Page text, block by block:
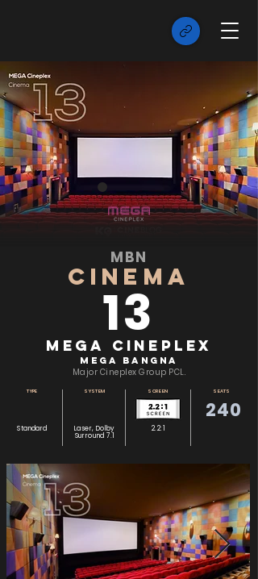
MBN
13
CINEMA
Mega Cineplex
Mega Bangna
Major Cineplex Group PCL.
TYPE
Standard
SYSTEM
Laser, Dolby
Surround 7.1
SCREEN
2.2:1
SEATS
240